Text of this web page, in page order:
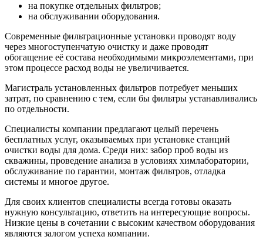
на покупке отдельных фильтров;
на обслуживании оборудования.
Современные фильтрационные установки проводят воду
через многоступенчатую очистку и даже проводят
обогащение её состава необходимыми микроэлементами, при
этом процессе расход воды не увеличивается.
Магистраль установленных фильтров потребует меньших
затрат, по сравнению с тем, если бы фильтры устанавливались
по отдельности.
Специалисты компании предлагают целый перечень
бесплатных услуг, оказываемых при установке станций
очистки воды для дома. Среди них: забор проб воды из
скважины, проведение анализа в условиях химлаборатории,
обслуживание по гарантии, монтаж фильтров, отладка
системы и многое другое.
Для своих клиентов специалисты всегда готовы оказать
нужную консультацию, ответить на интересующие вопросы.
Низкие цены в сочетании с высоким качеством оборудования
являются залогом успеха компании.